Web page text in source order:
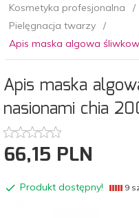
Kosmetyka profesjonalna
Pielęgnacja twarzy
Apis maska algowa
Apis maska
nasionami chia
66,15 PLN
Produkt dostępny! 9